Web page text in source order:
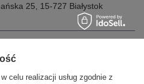
25 15-727 Białystok
celu realizacji usług zgodnie z